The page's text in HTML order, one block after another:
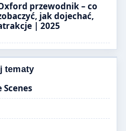
przewodnik – co
jak dojechać,
| 2025
tematy